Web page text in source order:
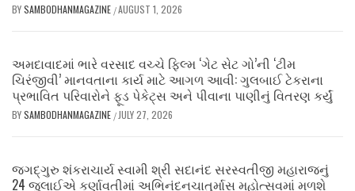
BYSAMBODHANMAGAZINE /AUGUST 1, 2026
અમદાવાદમાં ભારે વરસાદ વચ્ચે ફિલ્મ ‘ગેટ સેટ ગો’ની ‘ટીમ
ચિરંજીવી’ માનવતાના કાર્ય માટે આગળ આવી: ગુલબાઈ ટેકરાના
પ્રભાવિત પરિવારોને ફૂડ પેકેટ્સ અને પીવાના પાણીનું વિતરણ કર્યું
BYSAMBODHANMAGAZINE / JULY 27, 2026
જગદ્ગુરુ શંકરાચાર્ય સ્વામી શ્રી સદાનંદ સરસ્વતીજી મહારાજનું
24 જુલાઈએ કર્ણાવતીમાં અભિનંદનચાતુર્માસ મહોત્સવમાં મળશે